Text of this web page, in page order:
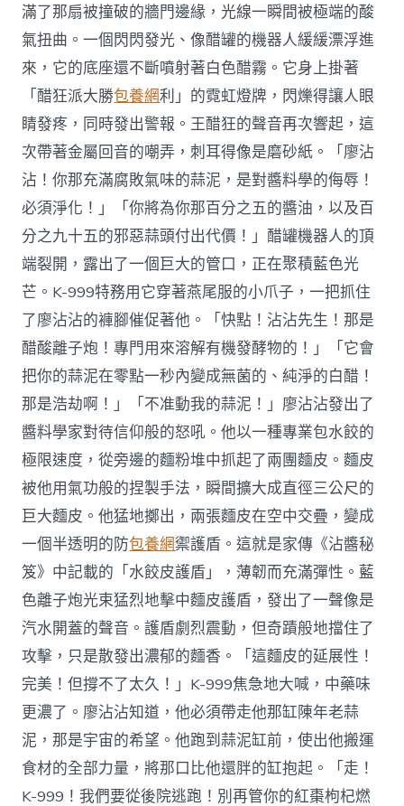
滿了那扇被撞破的牆門邊緣，光線一瞬間被極端的酸
氣扭曲。一個閃閃發光、像醋罐的機器人緩緩漂浮進
來，它的底座還不斷噴射著白色醋霧。它身上掛著
「醋狂派大勝包養網利」的霓虹燈牌，閃爍得讓人眼
睛發疼，同時發出警報。王醋狂的聲音再次響起，這
次帶著金屬回音的嘲弄，刺耳得像是磨砂紙。「廖沾
沾！你那充滿腐敗氣味的蒜泥，是對醬料學的侮辱！
必須淨化！」「你將為你那百分之五的醬油，以及百
分之九十五的邪惡蒜頭付出代價！」醋罐機器人的頂
端裂開，露出了一個巨大的管口，正在聚積藍色光
芒。K-999特務用它穿著燕尾服的小爪子，一把抓住
了廖沾沾的褲腳催促著他。「快點！沾沾先生！那是
醋酸離子炮！專門用來溶解有機發酵物的！」「它會
把你的蒜泥在零點一秒內變成無菌的、純淨的白醋！
那是浩劫啊！」「不准動我的蒜泥！」廖沾沾發出了
醬料學家對待信仰般的怒吼。他以一種專業包水餃的
極限速度，從旁邊的麵粉堆中抓起了兩團麵皮。麵皮
被他用氣功般的捏製手法，瞬間擴大成直徑三公尺的
巨大麵皮。他猛地擲出，兩張麵皮在空中交疊，變成
一個半透明的防包養網禦護盾。這就是家傳《沾醬秘
笈》中記載的「水餃皮護盾」，薄韌而充滿彈性。藍
色離子炮光束猛烈地擊中麵皮護盾，發出了一聲像是
汽水開蓋的聲音。護盾劇烈震動，但奇蹟般地擋住了
攻擊，只是散發出濃郁的麵香。「這麵皮的延展性！
完美！但撐不了太久！」K-999焦急地大喊，中藥味
更濃了。廖沾沾知道，他必須帶走他那缸陳年老蒜
泥，那是宇宙的希望。他跑到蒜泥缸前，使出他搬運
食材的全部力量，將那口比他還胖的缸抱起。「走！
K-999！我們要從後院逃跑！別再管你的紅棗枸杞燃